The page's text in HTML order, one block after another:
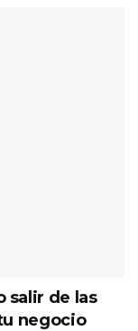
salir de las
negocio